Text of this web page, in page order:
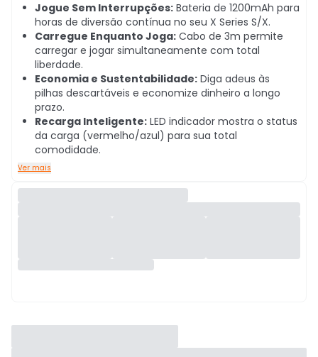
Jogue Sem Interrupções: Bateria de 1200mAh para
horas de diversão contínua no seu X Series S/X.
Carregue Enquanto Joga: Cabo de 3m permite
carregar e jogar simultaneamente com total
liberdade.
Economia e Sustentabilidade: Diga adeus às
pilhas descartáveis e economize dinheiro a longo
prazo.
Recarga Inteligente: LED indicador mostra o status
da carga (vermelho/azul) para sua total
comodidade.
Ver mais